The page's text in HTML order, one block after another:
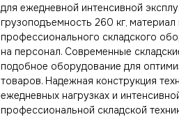
для ежедневной интенсивной
грузоподъемность 260 кг,
профессионального складского
на персонал. Современные
подобное оборудование для
товаров. Надежная конструкция
ежедневных нагрузках и
профессиональной складской